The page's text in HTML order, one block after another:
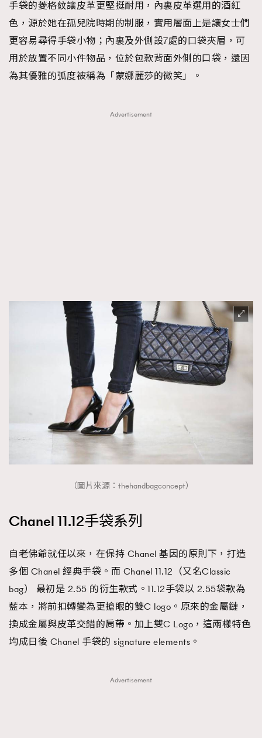
手袋的菱格紋讓皮革更堅挺耐用，內裏皮革選用的酒紅
色，源於她在孤兒院時期的制服，實用層面上是讓女士們
更容易尋得手袋小物；內裏及外側設7處的口袋夾層，可
用於放置不同小件物品，位於包款背面外側的口袋，還因
為其優雅的弧度被稱為「蒙娜麗莎的微笑」。
Advertisement
（圖片來源：thehandbagconcept）
Chanel 11.12手袋系列
自老佛爺就任以來，在保持 Chanel 基因的原則下，打造
多個 Chanel 經典手袋。而 Chanel 11.12（又名Classic
bag） 最初是 2.55 的衍生款式。11.12手袋以 2.55袋款為
藍本，將前扣轉變為更搶眼的雙C logo。原來的金屬鏈，
換成金屬與皮革交錯的肩帶。加上雙C Logo，這兩樣特色
均成日後 Chanel 手袋的 signature elements。
Advertisement